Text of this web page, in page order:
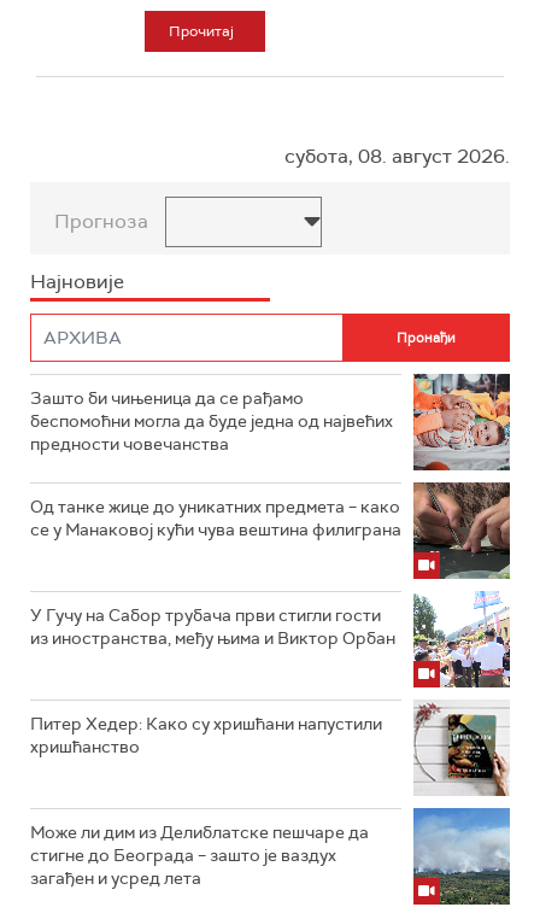
Прочитај
субота, 08. август 2026.
Прогноза
Најновије
Зашто би чињеница да се рађамо
беспомоћни могла да буде једна од највећих
предности човечанства
Од танке жице до уникатних предмета – како
се у Манаковој кући чува вештина филиграна
У Гучу на Сабор трубача први стигли гости
из иностранства, међу њима и Виктор Орбан
Питер Хедер: Како су хришћани напустили
хришћанство
Може ли дим из Делиблатске пешчаре да
стигне до Београда – зашто је ваздух
загађен и усред лета